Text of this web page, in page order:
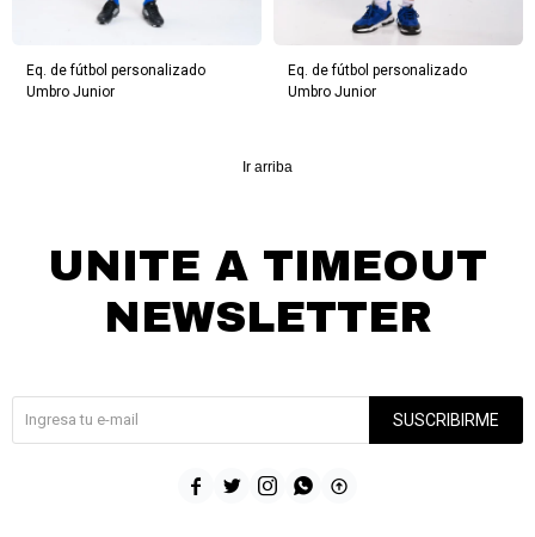
Eq. de fútbol personalizado
Umbro Junior
Eq. de fútbol personalizado
Umbro Junior
Ir arriba
UNITE A TIMEOUT
NEWSLETTER
SUSCRIBIRME
    